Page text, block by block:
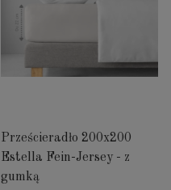
Prześcieradło 200x200
Estella Fein-Jersey - z
gumką